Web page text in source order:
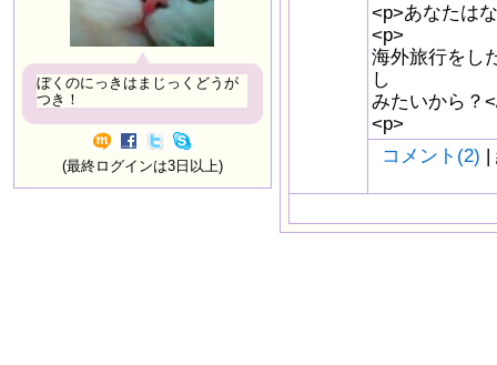
ぼくのにっきはまじっくどうが
つき！
(最終ログインは3日以上)
<p>あなたは
<p>
海外旅行をし
し
みたいから？
<p>
コメント(2) |